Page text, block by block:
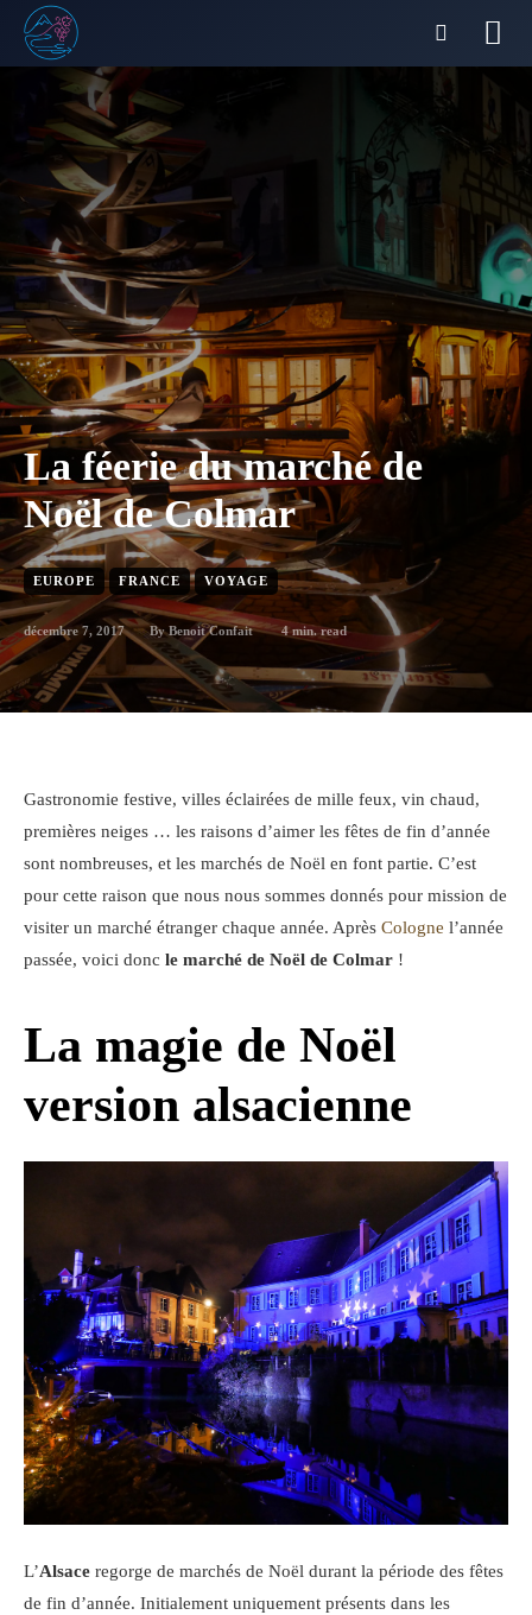
La féerie du marché de
Noël de Colmar
EUROPE FRANCE VOYAGE
décembre 7, 2017 By Benoit Confait 4 min. read
Gastronomie festive, villes éclairées de mille feux, vin chaud,
premières neiges … les raisons d’aimer les fêtes de fin d’année
sont nombreuses, et les marchés de Noël en font partie. C’est
pour cette raison que nous nous sommes donnés pour mission de
visiter un marché étranger chaque année. Après Cologne l’année
passée, voici donc le marché de Noël de Colmar !
La magie de Noël
version alsacienne
L’Alsace regorge de marchés de Noël durant la période des fêtes
de fin d’année. Initialement uniquement présents dans les